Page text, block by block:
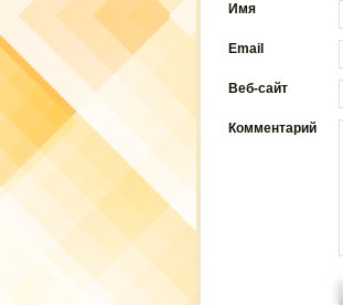
Имя
Email
Веб-сайт
Комментарий